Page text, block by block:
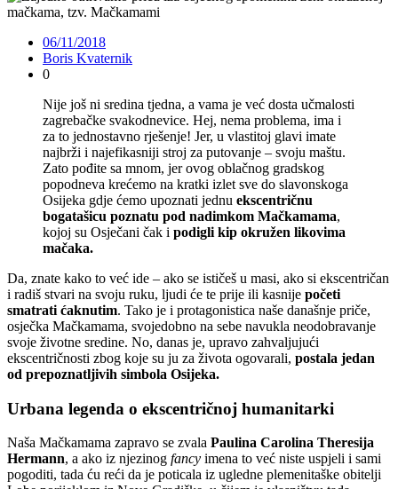
06/11/2018
Boris Kvaternik
0
Nije još ni sredina tjedna, a vama je već dosta učmalosti
zagrebačke svakodnevice. Hej, nema problema, ima i
za to jednostavno rješenje! Jer, u vlastitoj glavi imate
najbrži i najefikasniji stroj za putovanje – svoju maštu.
Zato pođite sa mnom, jer ovog oblačnog gradskog
popodneva krećemo na kratki izlet sve do slavonskoga
Osijeka gdje ćemo upoznati jednu ekscentričnu
bogatašicu poznatu pod nadimkom Mačkamama,
kojoj su Osječani čak i podigli kip okružen likovima
mačaka.
Da, znate kako to već ide – ako se ističeš u masi, ako si ekscentričan
i radiš stvari na svoju ruku, ljudi će te prije ili kasnije početi
smatrati ćaknutim. Tako je i protagonistica naše današnje priče,
osječka Mačkamama, svojedobno na sebe navukla neodobravanje
svoje životne sredine. No, danas je, upravo zahvaljujući
ekscentričnosti zbog koje su ju za života ogovarali, postala jedan
od prepoznatljivih simbola Osijeka.
Urbana legenda o ekscentričnoj humanitarki
Naša Mačkamama zapravo se zvala Paulina Carolina Theresija
Hermann, a ako iz njezinog fancy imena to već niste uspjeli i sami
pogoditi, tada ću reći da je poticala iz ugledne plemenitaške obitelji